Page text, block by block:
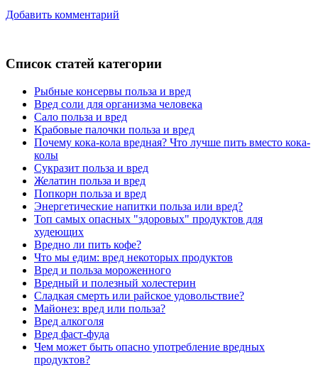
Добавить комментарий
Список статей категории
Рыбные консервы польза и вред
Вред соли для организма человека
Сало польза и вред
Крабовые палочки польза и вред
Почему кока-кола вредная? Что лучше пить вместо кока-
колы
Сукразит польза и вред
Желатин польза и вред
Попкорн польза и вред
Энергетические напитки польза или вред?
Топ самых опасных "здоровых" продуктов для
худеющих
Вредно ли пить кофе?
Что мы едим: вред некоторых продуктов
Вред и польза мороженного
Вредный и полезный холестерин
Сладкая смерть или райское удовольствие?
Майонез: вред или польза?
Вред алкоголя
Вред фаст-фуда
Чем может быть опасно употребление вредных
продуктов?